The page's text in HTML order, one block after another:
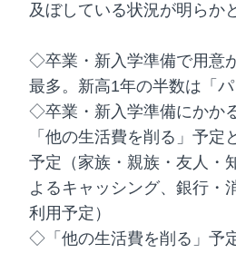
及ぼしている状況が明らか
◇卒業・新入学準備で用意
最多。新高1年の半数は「
◇卒業・新入学準備にかか
「他の生活費を削る」予
予定（家族・親族・友人・
よるキャッシング、銀行・
利用予定）
◇「他の生活費を削る」予